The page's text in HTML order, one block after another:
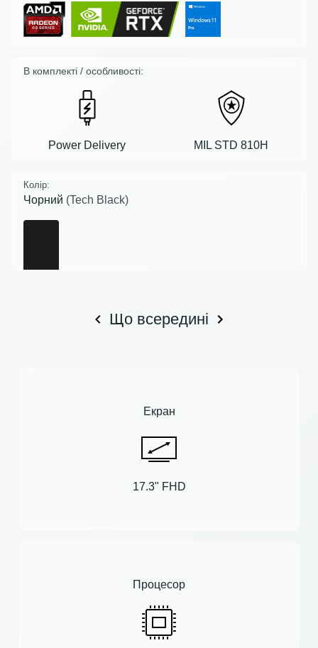
В комплекті / особливості:
Power Delivery MIL STD 810H
Колір:
Чорний (Tech Black)
Що всередині
Екран
17.3" FHD
Процесор